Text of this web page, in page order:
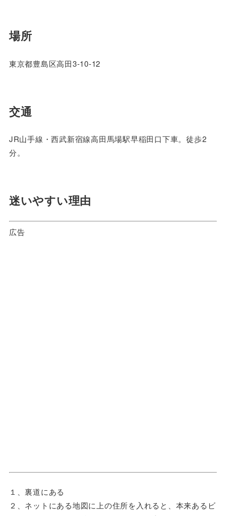
場所
東京都豊島区高田3-10-12
交通
JR山手線・西武新宿線高田馬場駅早稲田口下車。徒歩2
分。
迷いやすい理由
広告
１、裏道にある
２、ネットにある地図に上の住所を入れると、本来あるビ